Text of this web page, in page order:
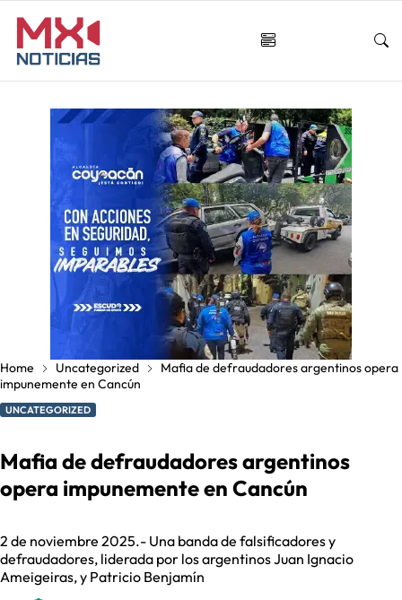
Home Uncategorized
Mafia de defraudadores argentinos opera
impunemente en Cancún
UNCATEGORIZED
Mafia de defraudadores argentinos
opera impunemente en Cancún
2 de noviembre 2025.- Una banda de falsificadores y
defraudadores, liderada por los argentinos Juan Ignacio
Ameigeiras, y Patricio Benjamín